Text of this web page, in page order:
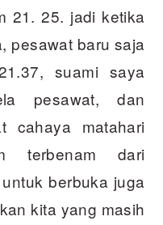
21. 25. jadi ketika
pesawat baru saja
suami saya
pesawat, dan
cahaya matahari
terbenam dari
berbuka juga
kita yang masih